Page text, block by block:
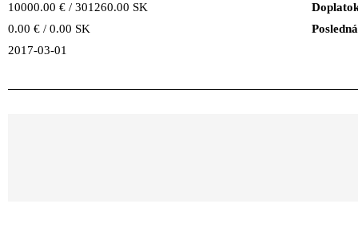
10000.00 € / 301260.00 SK
0.00 € / 0.00 SK
2017-03-01